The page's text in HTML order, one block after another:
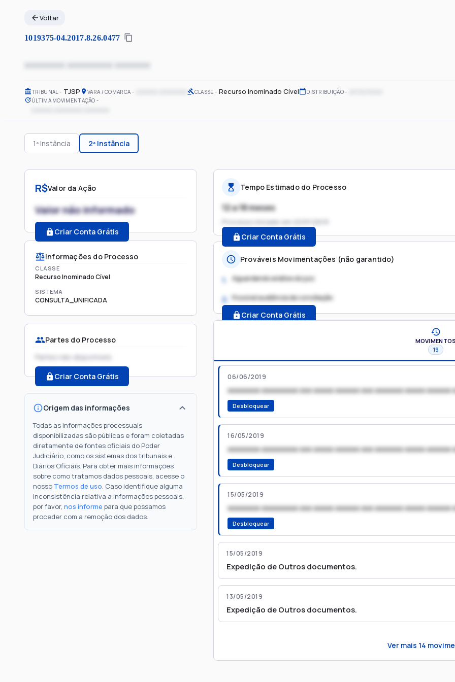
Voltar
1019375-04.2017.8.26.0477
xxxxxxxx xxxxxxxxx xxxxxxx
TRIBUNAL TJSP VARA / COMARCA CLASSE Recurso Inominado Cível DISTRIBUIÇÃO
ÚLTIMA MOVIMENTAÇÃO
1ª Instância 2ª Instância
R$Valor da Ação
Valor não informado
Criar Conta Grátis
Informações do Processo
CLASSE
Recurso Inominado Cível
SISTEMA
CONSULTA_UNIFICADA
Partes do Processo
Partes não disponíveis
Criar Conta Grátis
Origem das informações
Todas as informações processuais
disponibilizadas são públicas e foram coletadas
diretamente de fontes oficiais do Poder
Judiciário, como os sistemas dos tribunais e
Diários Oficiais. Para obter mais informações
sobre como tratamos dados pessoais, acesse o
nosso Termos de uso. Caso identifique alguma
inconsistência relativa a informações pessoais,
por favor, nos informe para que possamos
proceder com a remoção dos dados.
Tempo Estimado do Processo
12 a 18 meses
Processo iniciado em
Criar Conta Grátis
Prováveis Movimentações (não garantido)
1. Aguardando análise do juiz
2. Possível audiência de conciliação
Criar Conta Grátis
MOVIMENTOS
19
06/06/2019
xxxxxxxx xxxxxxxxx xxx xxxxx xxxxxx xxx xxxxxxx xxxxx xxxxxx
Desbloquear
16/05/2019
xxxxxxxx xxxxxxxxx xxx xxxxx xxxxxx xxx xxxxxxx xxxxx xxxxxx
Desbloquear
15/05/2019
xxxxxxxx xxxxxxxxx xxx xxxxx xxxxxx xxx xxxxxxx xxxxx xxxxxx
Desbloquear
15/05/2019
Expedição de Outros documentos.
13/05/2019
Expedição de Outros documentos.
Ver mais 14